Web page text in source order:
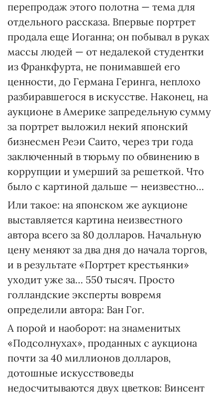
перепродаж этого полотна — тема для
отдельного рассказа. Впервые портрет
продала еще Иоганна; он побывал в руках
массы людей — от недалекой студентки
из Франкфурта, не понимавшей его
ценности, до Германа Геринга, неплохо
разбиравшегося в искусстве. Наконец, на
аукционе в Америке запредельную сумму
за портрет выложил некий японский
бизнесмен Реэи Саито, через три года
заключенный в тюрьму по обвинению в
коррупции и умерший за решеткой. Что
было с картиной дальше — неизвестно…
Или такое: на японском же аукционе
выставляется картина неизвестного
автора всего за 80 долларов. Начальную
цену меняют за два дня до начала торгов,
и в результате «Портрет крестьянки»
уходит уже за… 550 тысяч. Просто
голландские эксперты вовремя
определили автора: Ван Гог.
А порой и наоборот: на знаменитых
«Подсолнухах», проданных с аукциона
почти за 40 миллионов долларов,
дотошные искусствоведы
недосчитываются двух цветков: Винсент